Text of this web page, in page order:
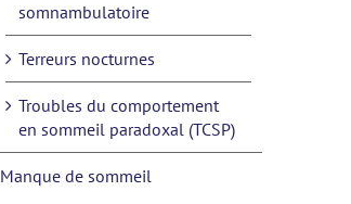
somnambulatoire
Terreurs nocturnes
Troubles du comportement
en sommeil paradoxal (TCSP)
Manque de sommeil